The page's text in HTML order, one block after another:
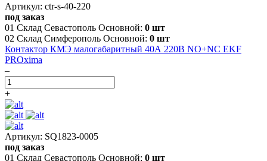
Артикул: ctr-s-40-220
под заказ
01 Склад Севастополь Основной: 0 шт
02 Склад Симферополь Основной: 0 шт
Контактор КМЭ малогабаритный 40А 220В NO+NC EKF
PROxima
–
+
Артикул: SQ1823-0005
под заказ
01 Склад Севастополь Основной: 0 шт